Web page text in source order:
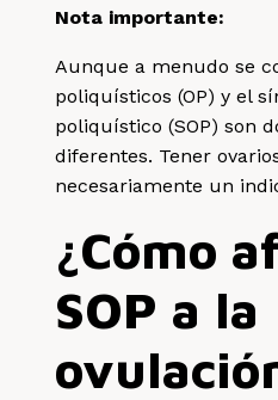
Nota importante:
Aunque a menudo se
poliquísticos (OP) y el
poliquístico (SOP) son
diferentes. Tener
necesariamente un
¿Cómo
SOP a la